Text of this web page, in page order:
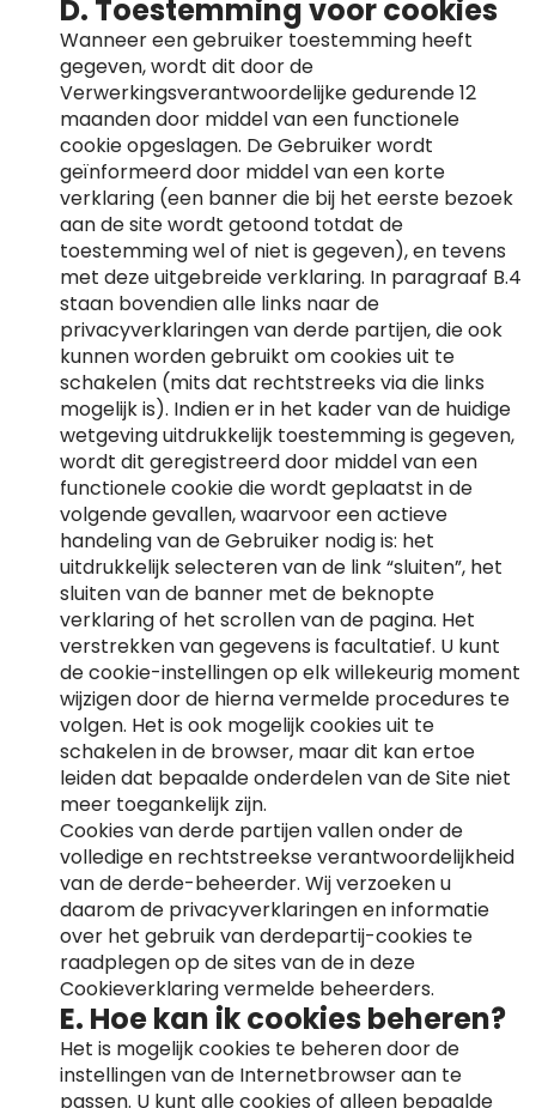
D. Toestemming voor cookies
Wanneer een gebruiker toestemming heeft
gegeven, wordt dit door de
Verwerkingsverantwoordelijke gedurende 12
maanden door middel van een functionele
cookie opgeslagen. De Gebruiker wordt
geïnformeerd door middel van een korte
verklaring (een banner die bij het eerste bezoek
aan de site wordt getoond totdat de
toestemming wel of niet is gegeven), en tevens
met deze uitgebreide verklaring. In paragraaf B.4
staan bovendien alle links naar de
privacyverklaringen van derde partijen, die ook
kunnen worden gebruikt om cookies uit te
schakelen (mits dat rechtstreeks via die links
mogelijk is). Indien er in het kader van de huidige
wetgeving uitdrukkelijk toestemming is gegeven,
wordt dit geregistreerd door middel van een
functionele cookie die wordt geplaatst in de
volgende gevallen, waarvoor een actieve
handeling van de Gebruiker nodig is: het
uitdrukkelijk selecteren van de link “sluiten”, het
sluiten van de banner met de beknopte
verklaring of het scrollen van de pagina. Het
verstrekken van gegevens is facultatief. U kunt
de cookie-instellingen op elk willekeurig moment
wijzigen door de hierna vermelde procedures te
volgen. Het is ook mogelijk cookies uit te
schakelen in de browser, maar dit kan ertoe
leiden dat bepaalde onderdelen van de Site niet
meer toegankelijk zijn.
Cookies van derde partijen vallen onder de
volledige en rechtstreekse verantwoordelijkheid
van de derde-beheerder. Wij verzoeken u
daarom de privacyverklaringen en informatie
over het gebruik van derdepartij-cookies te
raadplegen op de sites van de in deze
Cookieverklaring vermelde beheerders.
E. Hoe kan ik cookies beheren?
Het is mogelijk cookies te beheren door de
instellingen van de Internetbrowser aan te
passen. U kunt alle cookies of alleen bepaalde